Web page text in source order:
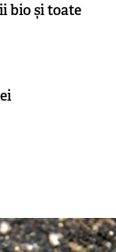
bio și toate